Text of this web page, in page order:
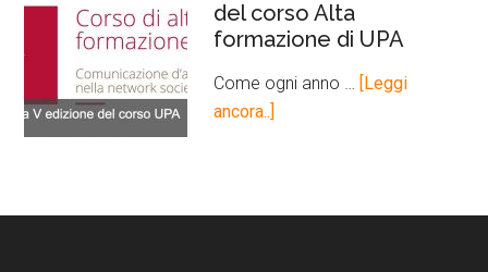
del corso Alta
formazione di UPA
Come ogni anno …
[Leggi
ancora..]